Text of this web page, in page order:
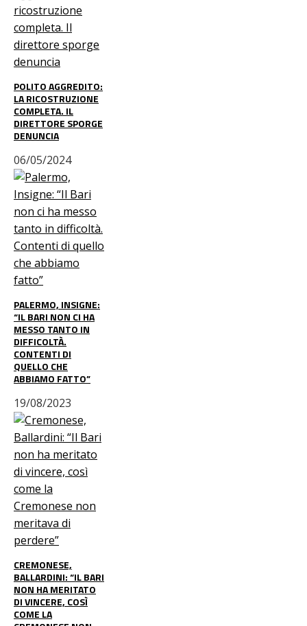
POLITO AGGREDITO:
LA RICOSTRUZIONE
COMPLETA. IL
DIRETTORE SPORGE
DENUNCIA
06/05/2024
PALERMO, INSIGNE:
“IL BARI NON CI HA
MESSO TANTO IN
DIFFICOLTÀ.
CONTENTI DI
QUELLO CHE
ABBIAMO FATTO”
19/08/2023
CREMONESE,
BALLARDINI: “IL BARI
NON HA MERITATO
DI VINCERE, COSÌ
COME LA